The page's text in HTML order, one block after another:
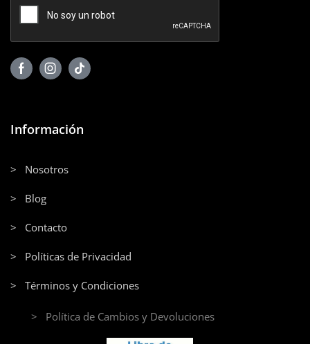
Información
> Nosotros
> Blog
> Contacto
> Políticas de Privacidad
> Términos y Condiciones
> Política de Cambios y Devoluciones